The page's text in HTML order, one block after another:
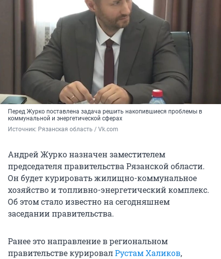
Перед Журко поставлена задача решить накопившиеся проблемы в
коммунальной и энергетической сферах
Источник: Рязанская область / Vk.com
Андрей Журко назначен заместителем
председателя правительства Рязанской области.
Он будет курировать жилищно-коммунальное
хозяйство и топливно-энергетический комплекс.
Об этом стало известно на сегодняшнем
заседании правительства.
Ранее это направление в региональном
правительстве курировалРустам Халиков,